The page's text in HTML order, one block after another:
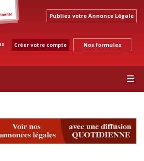
Publiez votre Annonce Légale
Créer votre compte Nos formules